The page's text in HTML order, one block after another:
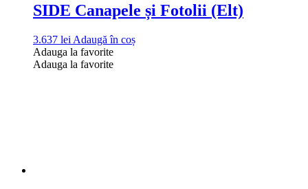
SIDE Canapele și Fotolii (Elt)
3.637 lei Adaugă în coș
Adauga la favorite
Adauga la favorite